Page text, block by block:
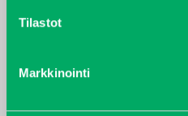
Tilastot
Markkinointi